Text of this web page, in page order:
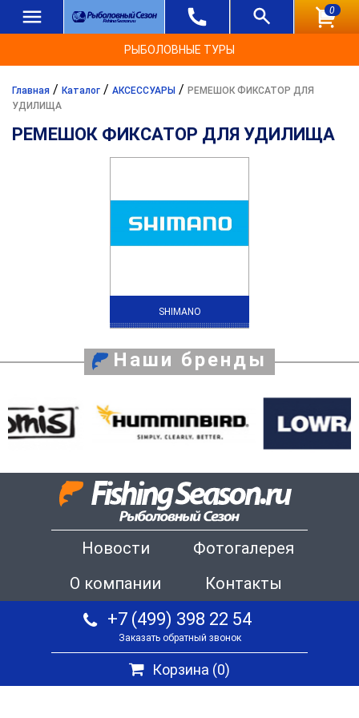
0
РЫБОЛОВНЫЕ ТУРЫ
Главная / Каталог / АКСЕССУАРЫ / РЕМЕШОК ФИКСАТОР ДЛЯ
УДИЛИЩА
РЕМЕШОК ФИКСАТОР ДЛЯ УДИЛИЩА
SHIMANO
Наши бренды
Новости
Фотогалерея
О компании
Контакты
+7 (499) 398 22 54
Заказать обратный звонок
Корзина (0)